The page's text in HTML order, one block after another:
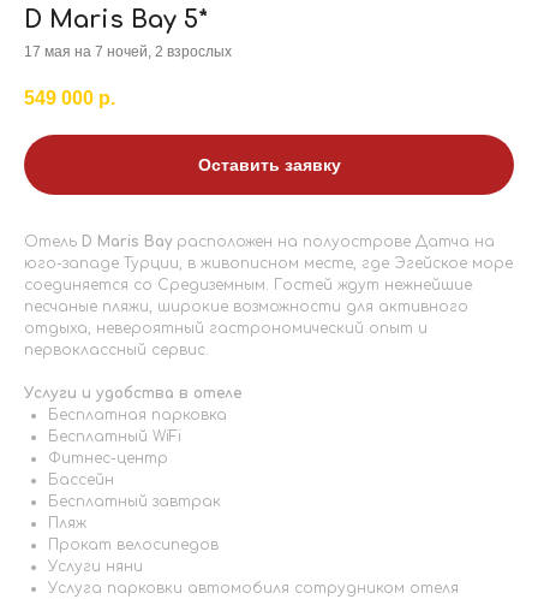
D Maris Bay 5*
17 мая на 7 ночей, 2 взрослых
549 000 р.
Оставить заявку
Отель D Maris Bay расположен на полуострове Датча на
юго-западе Турции, в живописном месте, где Эгейское море
соединяется со Средиземным. Гостей ждут нежнейшие
песчаные пляжи, широкие возможности для активного
отдыха, невероятный гастрономический опыт и
первоклассный сервис.
Услуги и удобства в отеле
Бесплатная парковка
Бесплатный WiFi
Фитнес-центр
Бассейн
Бесплатный завтрак
Пляж
Прокат велосипедов
Услуги няни
Услуга парковки автомобиля сотрудником отеля